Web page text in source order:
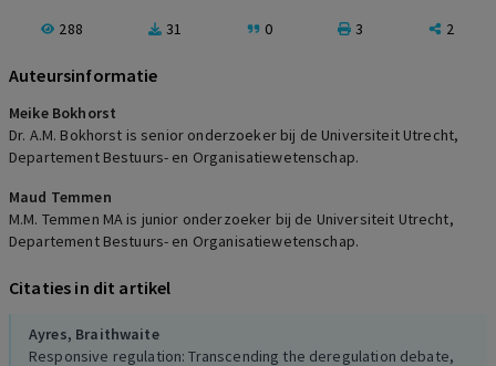
288 31 0 3 2
Auteursinformatie
Meike Bokhorst
Dr. A.M. Bokhorst is senior onderzoeker bij de Universiteit Utrecht,
Departement Bestuurs- en Organisatiewetenschap.
Maud Temmen
M.M. Temmen MA is junior onderzoeker bij de Universiteit Utrecht,
Departement Bestuurs- en Organisatiewetenschap.
Citaties in dit artikel
Ayres, Braithwaite
Responsive regulation: Transcending the deregulation debate,